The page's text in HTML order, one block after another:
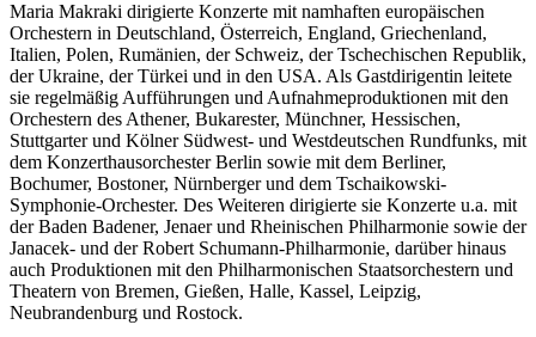
Maria Makraki dirigierte Konzerte mit namhaften europäischen
Orchestern in Deutschland, Österreich, England, Griechenland,
Italien, Polen, Rumänien, der Schweiz, der Tschechischen Republik,
der Ukraine, der Türkei und in den USA. Als Gastdirigentin leitete
sie regelmäßig Aufführungen und Aufnahmeproduktionen mit den
Orchestern des Athener, Bukarester, Münchner, Hessischen,
Stuttgarter und Kölner Südwest- und Westdeutschen Rundfunks, mit
dem Konzerthausorchester Berlin sowie mit dem Berliner,
Bochumer, Bostoner, Nürnberger und dem Tschaikowski-
Symphonie-Orchester. Des Weiteren dirigierte sie Konzerte u.a. mit
der Baden Badener, Jenaer und Rheinischen Philharmonie sowie der
Janacek- und der Robert Schumann-Philharmonie, darüber hinaus
auch Produktionen mit den Philharmonischen Staatsorchestern und
Theatern von Bremen, Gießen, Halle, Kassel, Leipzig,
Neubrandenburg und Rostock.